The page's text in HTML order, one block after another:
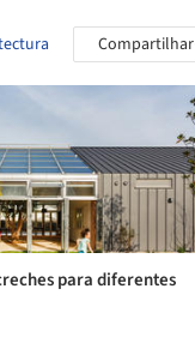
Compartilhar
para diferentes